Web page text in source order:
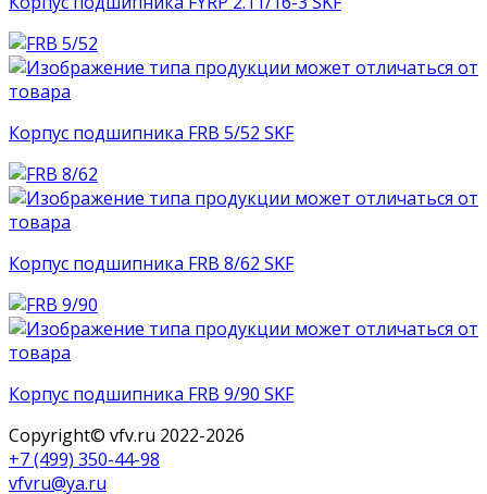
Корпус подшипника FRB 5/52 SKF
Корпус подшипника FRB 8/62 SKF
Корпус подшипника FRB 9/90 SKF
Copyright© vfv.ru 2022-2026
+7 (499) 350-44-98
vfvru@ya.ru